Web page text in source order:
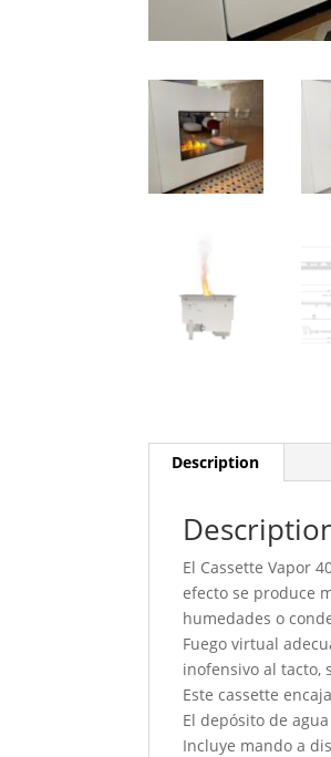
Description
El Cassette Vapor
efecto se produce
humedades o
Fuego virtual
inofensivo al tacto,
Este cassette
El depósito de
Incluye mando a